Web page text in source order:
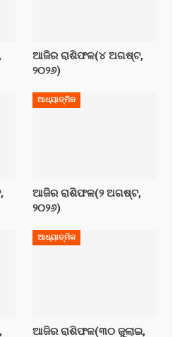
ଆଜିର ରାଶିଫଳ(୪ ଅଗଷ୍ଟ,
୨୦୨୬)
ଆଧ୍ୟାତ୍ମିକ
ଆଜିର ରାଶିଫଳ(୨ ଅଗଷ୍ଟ,
୨୦୨୬)
ଆଧ୍ୟାତ୍ମିକ
ଆଜିର ରାଶିଫଳ(୩୦ ଜୁଲାଇ,